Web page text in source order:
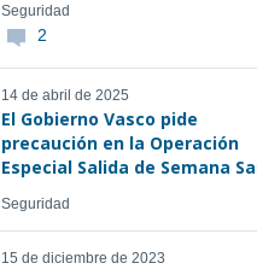
Seguridad
2
14 de abril de 2025
El Gobierno Vasco pide
precaución en la Operación
Especial Salida de Semana
Seguridad
15 de diciembre de 2023